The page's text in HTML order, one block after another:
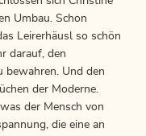
Umbau. Schon
Leirerhäusl so schön
darauf, den
bewahren. Und den
der Moderne.
der Mensch von
die eine an